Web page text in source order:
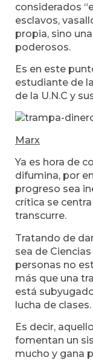
considerados
esclavos,
propia, sino
poderosos.
Es en este
estudiante de
de la U.N.C y
Marx
Ya es hora de
difumina, por
progreso sea
crítica se
transcurre.
Tratando de
sea de
personas no
más que una
está
lucha de clases.
Es decir,
fomentan un
mucho y gana